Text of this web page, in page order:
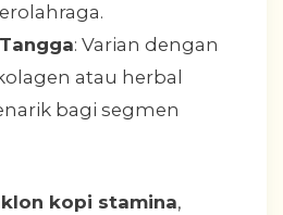
: Varian dengan
atau herbal
bagi segmen
kopi stamina,